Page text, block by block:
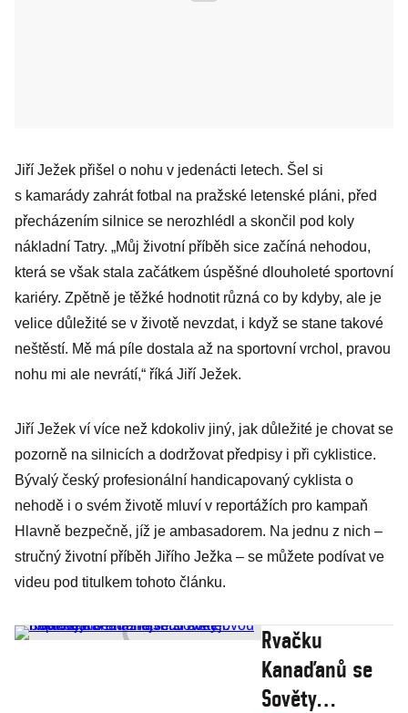
Jiří Ježek přišel o nohu v jedenácti letech. Šel si
s kamarády zahrát fotbal na pražské letenské pláni, před
přecházením silnice se nerozhlédl a skončil pod koly
nákladní Tatry. „Můj životní příběh sice začíná nehodou,
která se však stala začátkem úspěšné dlouholeté sportovní
kariéry. Zpětně je těžké hodnotit různá co by kdyby, ale je
velice důležité se v životě nevzdat, i když se stane takové
neštěstí. Mě má píle dostala až na sportovní vrchol, pravou
nohu mi ale nevrátí,“ říká Jiří Ježek.
Jiří Ježek ví více než kdokoliv jiný, jak důležité je chovat se
pozorně na silnicích a dodržovat předpisy i při cyklistice.
Bývalý český profesionální handicapovaný cyklista o
nehodě i o svém životě mluví v reportážích pro kampaň
Hlavně bezpečně, jíž je ambasadorem. Na jednu z nich –
stručný životní příběh Jiřího Ježka – se můžete podívat ve
videu pod titulkem tohoto článku.
Rvačku
Kanaďanů se
Sověty